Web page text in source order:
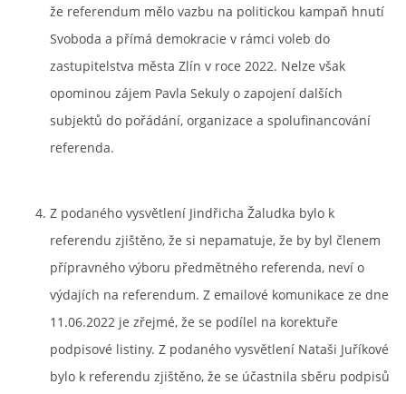
že referendum mělo vazbu na politickou kampaň hnutí
Svoboda a přímá demokracie v rámci voleb do
zastupitelstva města Zlín v roce 2022. Nelze však
opominou zájem Pavla Sekuly o zapojení dalších
subjektů do pořádání, organizace a spolufinancování
referenda.
Z podaného vysvětlení Jindřicha Žaludka bylo k
referendu zjištěno, že si nepamatuje, že by byl členem
přípravného výboru předmětného referenda, neví o
výdajích na referendum. Z emailové komunikace ze dne
11.06.2022 je zřejmé, že se podílel na korektuře
podpisové listiny. Z podaného vysvětlení Nataši Juříkové
bylo k referendu zjištěno, že se účastnila sběru podpisů